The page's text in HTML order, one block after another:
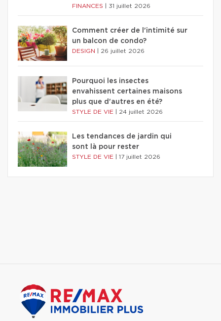
FINANCES 31 juillet 2026
Comment créer de l'intimité sur
un balcon de condo?
DESIGN 26 juillet 2026
Pourquoi les insectes
envahissent certaines maisons
plus que d'autres en été?
STYLE DE VIE 24 juillet 2026
Les tendances de jardin qui
sont là pour rester
STYLE DE VIE 17 juillet 2026